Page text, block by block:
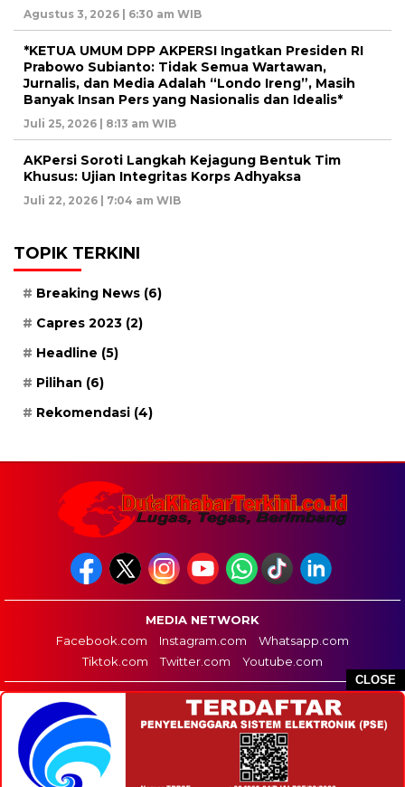
CLOSE
Agustus 3, 2026 | 6:30 am WIB
*KETUA UMUM DPP AKPERSI Ingatkan Presiden RI
Prabowo Subianto: Tidak Semua Wartawan,
Jurnalis, dan Media Adalah “Londo Ireng”, Masih
Banyak Insan Pers yang Nasionalis dan Idealis*
Juli 25, 2026 | 8:13 am WIB
AKPersi Soroti Langkah Kejagung Bentuk Tim
Khusus: Ujian Integritas Korps Adhyaksa
Juli 22, 2026 | 7:04 am WIB
TOPIK TERKINI
Breaking News (6)
Capres 2023 (2)
Headline (5)
Pilihan (6)
Rekomendasi (4)
MEDIA NETWORK
Facebook.com
Instagram.com
Whatsapp.com
Tiktok.com
Twitter.com Youtube.com
HOME
PEDOMAN MEDIA SIBER
DISCLAIMER
INFO IKLAN
COPYRIGHT © 2026 DUTA KHABAR TERKINI - ALL RIGHTS RESERVED